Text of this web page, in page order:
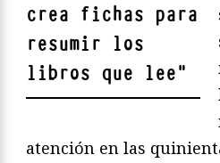
crea fichas para
resumir los
libros que lee"
atención en las